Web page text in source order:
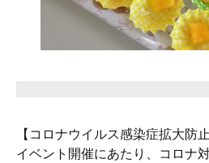
【コロナウイルス感染症拡大防
イベント開催にあたり、コロナ